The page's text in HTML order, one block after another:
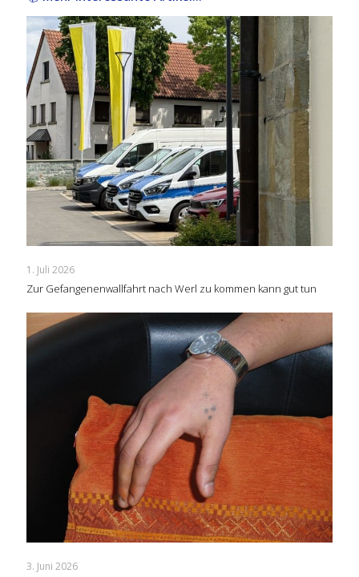
1. Juli 2026
Zur Gefangenenwallfahrt nach Werl zu kommen kann gut tun
3. Juni 2026